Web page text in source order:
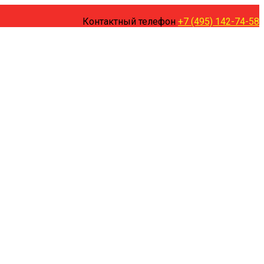
Контактный телефон +7 (495) 142-74-58